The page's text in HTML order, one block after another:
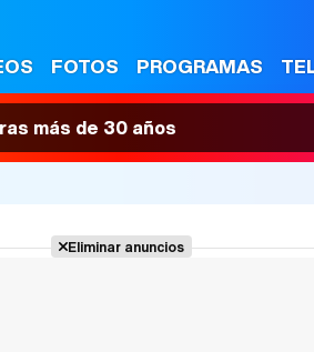
FOTOS PROGRAMAS
más de 30 años
Eliminar anuncios